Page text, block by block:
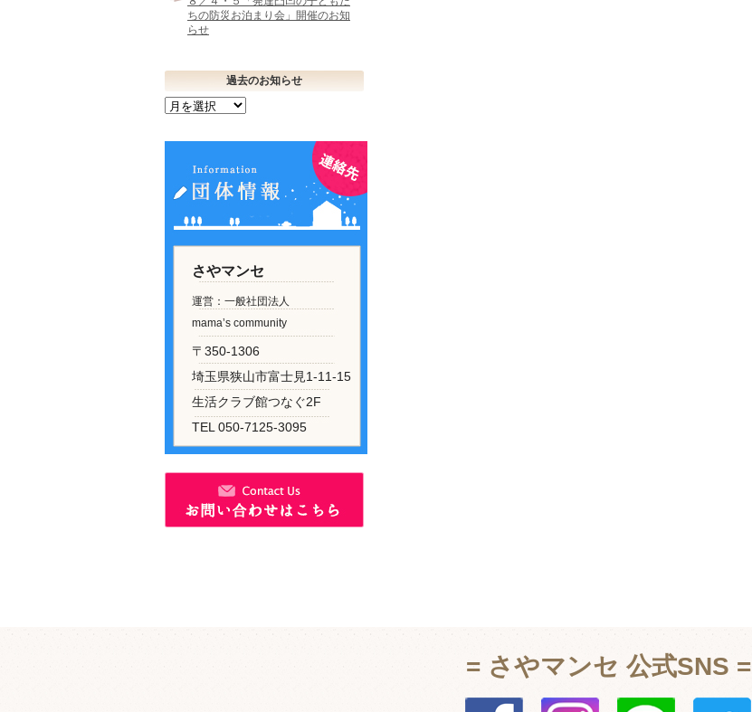
ちの防災お泊まり会」開催のお知
らせ
過去のお知らせ
過
ら
さやマンセ
運営：一般社団法人
mama’s community
〒350-1306
埼玉県狭山市富士見1-11-15
生活クラブ館つなぐ2F
TEL 050-7125-3095
= さやマンセ 公式SNS =